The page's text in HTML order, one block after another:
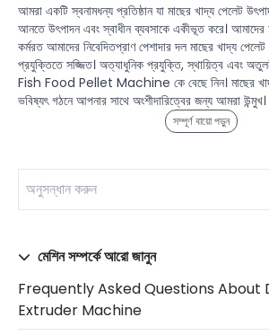
আমরা একটি স্বনামধন্য প্রতিষ্ঠান যা মাছের খাদ্য পেলেট
আনতে উৎপাদন এবং স্বাধীন ব্যবসাকে একীভূত করে। আমাদের
কর্মরত আমাদের নিবেদিতপ্রাণ পেশাদার দল মাছের খাদ্য
প্রযুক্তিতে সজ্জিত। অত্যাধুনিক প্রযুক্তি, স্থায়িত্ব এবং
Fish Food Pellet Machine কে বেছে নিন। মাছের
ভবিষ্যৎ গঠনে আপনার সাথে অংশীদারিত্বের জন্য আমরা উন্মুখ।
সম্পূর্ণ বায়ো পড়ুন
মেশিন সম্পর্কে আরো জানুন
Frequently Asked Questions About
Extruder Machine